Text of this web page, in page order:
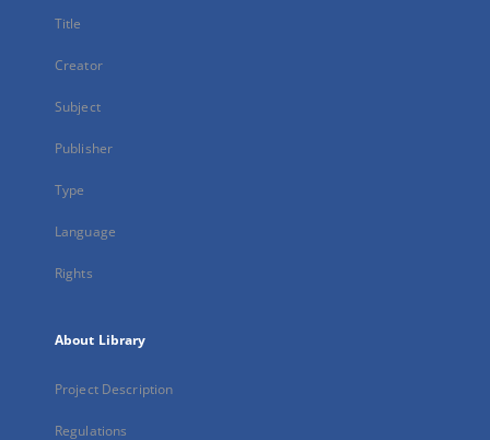
Title
Creator
Subject
Publisher
Type
Language
Rights
About Library
Project Description
Regulations